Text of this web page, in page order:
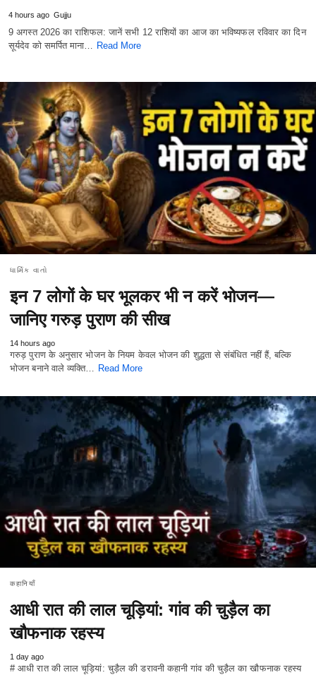
4 hours ago Gujju
9 अगस्त 2026 का राशिफल: जानें सभी 12 राशियों का आज का भविष्यफल रविवार का दिन
सूर्यदेव को समर्पित माना… Read More
ધાર્મિક વાતો
इन 7 लोगों के घर भूलकर भी न करें भोजन—
जानिए गरुड़ पुराण की सीख
14 hours ago
गरुड़ पुराण के अनुसार भोजन के नियम केवल भोजन की शुद्धता से संबंधित नहीं हैं, बल्कि
भोजन बनाने वाले व्यक्ति… Read More
कहानियाँ
आधी रात की लाल चूड़ियां: गांव की चुड़ैल का
खौफनाक रहस्य
1 day ago
# आधी रात की लाल चूड़ियां: चुड़ैल की डरावनी कहानी गांव की चुड़ैल का खौफनाक रहस्य